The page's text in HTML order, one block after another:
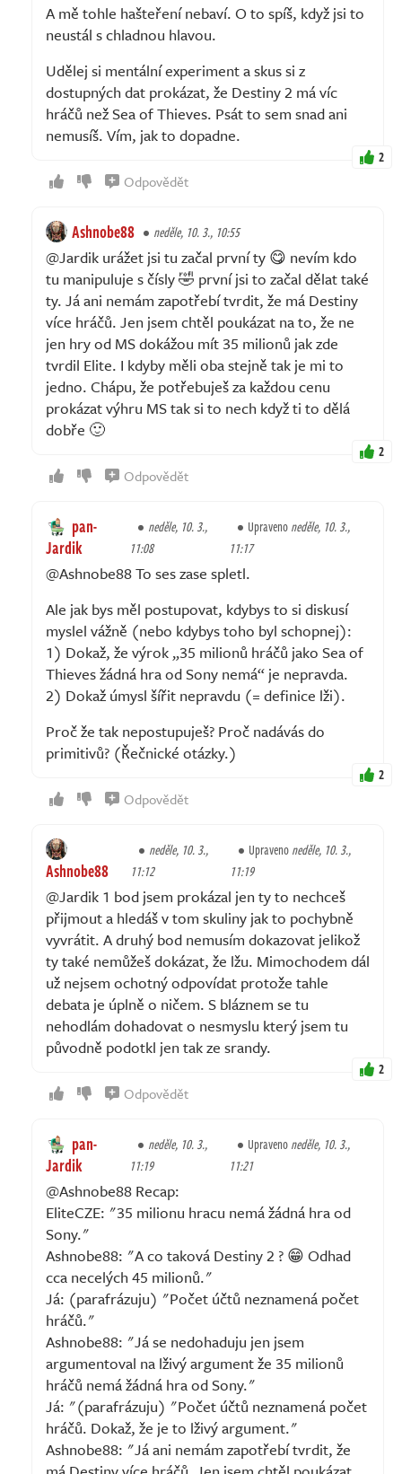
A mě tohle hašteření nebaví. O to spíš, když jsi to
neustál s chladnou hlavou.
Udělej si mentální experiment a skus si z
dostupných dat prokázat, že Destiny 2 má víc
hráčů než Sea of Thieves. Psát to sem snad ani
nemusíš. Vím, jak to dopadne.
2
Odpovědět
Ashnobe88 neděle, 10. 3., 10:55
@Jardik urážet jsi tu začal první ty 😋 nevím kdo
tu manipuluje s čísly 🤣 první jsi to začal dělat také
ty. Já ani nemám zapotřebí tvrdit, že má Destiny
více hráčů. Jen jsem chtěl poukázat na to, že ne
jen hry od MS dokážou mít 35 milionů jak zde
tvrdil Elite. I kdyby měli oba stejně tak je mi to
jedno. Chápu, že potřebuješ za každou cenu
prokázat výhru MS tak si to nech když ti to dělá
dobře 🙂
2
Odpovědět
pan-
Jardik
neděle, 10. 3.,
11:08
Upravenoneděle, 10. 3.,
11:17
@Ashnobe88 To ses zase spletl.
Ale jak bys měl postupovat, kdybys to si diskusí
myslel vážně (nebo kdybys toho byl schopnej):
1) Dokaž, že výrok „35 milionů hráčů jako Sea of
Thieves žádná hra od Sony nemá“ je nepravda.
2) Dokaž úmysl šířit nepravdu (= definice lži).
Proč že tak nepostupuješ? Proč nadávás do
primitivů? (Řečnické otázky.)
2
Odpovědět
Ashnobe88
neděle, 10. 3.,
11:12
Upravenoneděle, 10. 3.,
11:19
@Jardik 1 bod jsem prokázal jen ty to nechceš
přijmout a hledáš v tom skuliny jak to pochybně
vyvrátit. A druhý bod nemusím dokazovat jelikož
ty také nemůžeš dokázat, že lžu. Mimochodem dál
už nejsem ochotný odpovídat protože tahle
debata je úplně o ničem. S bláznem se tu
nehodlám dohadovat o nesmyslu který jsem tu
původně podotkl jen tak ze srandy.
2
Odpovědět
pan-
Jardik
neděle, 10. 3.,
11:19
Upravenoneděle, 10. 3.,
11:21
@Ashnobe88 Recap:
EliteCZE: "35 milionu hracu nemá žádná hra od
Sony."
Ashnobe88: "A co taková Destiny 2 ? 😁 Odhad
cca necelých 45 milionů."
Já: (parafrázuju) "Počet účtů neznamená počet
hráčů."
Ashnobe88: "Já se nedohaduju jen jsem
argumentoval na lživý argument že 35 milionů
hráčů nemá žádná hra od Sony."
Já: "(parafrázuju) "Počet účtů neznamená počet
hráčů. Dokaž, že je to lživý argument."
Ashnobe88: "Já ani nemám zapotřebí tvrdit, že